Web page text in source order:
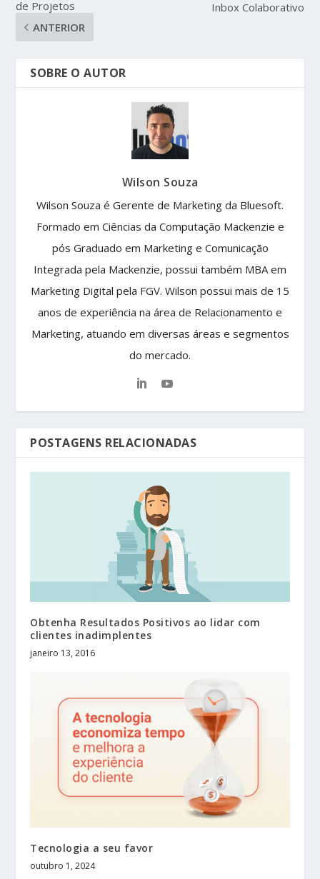
de Projetos
ANTERIOR
Inbox Colaborativo
SOBRE O AUTOR
Wilson Souza
Wilson Souza é Gerente de Marketing da Bluesoft.
Formado em Ciências da Computação Mackenzie e
pós Graduado em Marketing e Comunicação
Integrada pela Mackenzie, possui também MBA em
Marketing Digital pela FGV. Wilson possui mais de 15
anos de experiência na área de Relacionamento e
Marketing, atuando em diversas áreas e segmentos
do mercado.
POSTAGENS RELACIONADAS
Obtenha Resultados Positivos ao lidar com
clientes inadimplentes
janeiro 13, 2016
Tecnologia a seu favor
outubro 1, 2024